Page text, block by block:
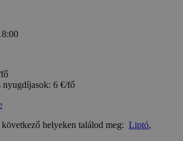
nyugdíjasok: 6 €/fő
helyeken találod meg: Liptó,